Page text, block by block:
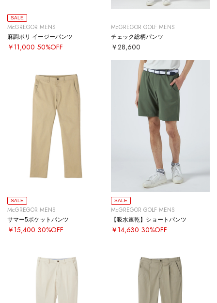
SALE
McGREGOR MENS
麻調ポリ イージーパンツ
￥11,000 50%OFF
McGREGOR GOLF MENS
チェック総柄パンツ
￥28,600
SALE
McGREGOR MENS
サマー5ポケットパンツ
￥15,400 30%OFF
SALE
McGREGOR GOLF MENS
【吸水速乾】ショートパンツ
￥14,630 30%OFF